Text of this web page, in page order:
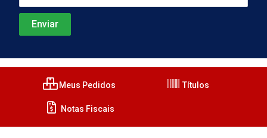
Meus Pedidos Títulos
Notas Fiscais